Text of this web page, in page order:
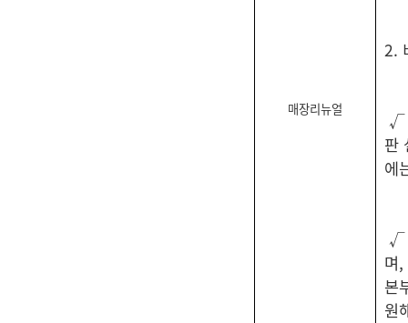
매장리뉴얼
2.
√
판
에
√
며
본
원